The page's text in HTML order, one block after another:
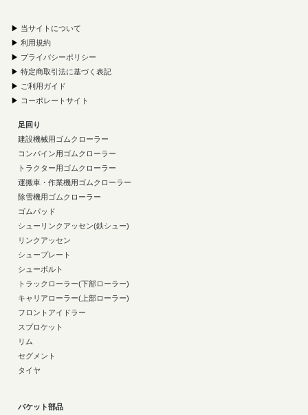
▶ 当サイトについて
▶ 利用規約
▶ プライバシーポリシー
▶ 特定商取引法に基づく表記
▶ ご利用ガイド
▶ コーポレートサイト
足回り
建設機械用ゴムクローラー
コンバイン用ゴムクローラー
トラクター用ゴムクローラー
運搬車・作業機用ゴムクローラー
除雪機用ゴムクローラー
ゴムパッド
シューリンクアッセン(鉄シュー)
リンクアッセン
シュープレート
シューボルト
トラックローラー(下部ローラー)
キャリアローラー(上部ローラー)
フロントアイドラー
スプロケット
リム
セグメント
タイヤ
バケット部品